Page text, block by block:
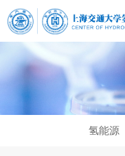
氢能源